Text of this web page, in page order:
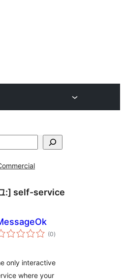
:] self-service
(0전
체)
only interactive
where your